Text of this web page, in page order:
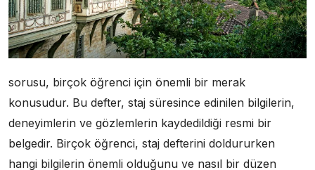
sorusu, birçok öğrenci için önemli bir merak
konusudur. Bu defter, staj süresince edinilen bilgilerin,
deneyimlerin ve gözlemlerin kaydedildiği resmi bir
belgedir. Birçok öğrenci, staj defterini doldururken
hangi bilgilerin önemli olduğunu ve nasıl bir düzen